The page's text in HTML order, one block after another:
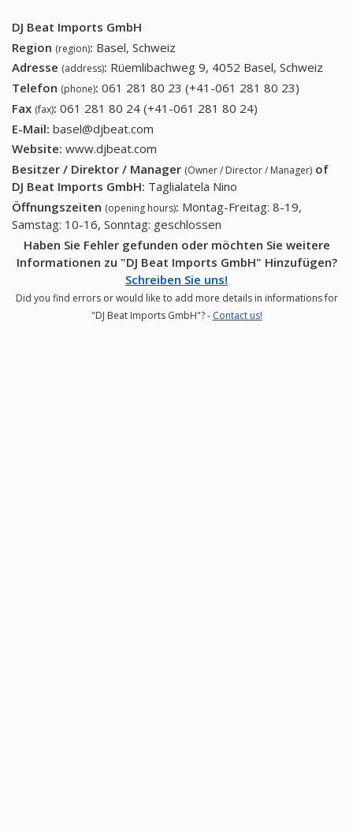
DJ Beat Imports GmbH
Region (region): Basel, Schweiz
Adresse (address): Rüemlibachweg 9, 4052 Basel, Schweiz
Telefon (phone): 061 281 80 23 (+41-061 281 80 23)
Fax (fax): 061 281 80 24 (+41-061 281 80 24)
E-Mail: basel@djbeat.com
Website: www.djbeat.com
Besitzer / Direktor / Manager (Owner / Director / Manager) of
DJ Beat Imports GmbH: Taglialatela Nino
Öffnungszeiten (opening hours): Montag-Freitag: 8-19,
Samstag: 10-16, Sonntag: geschlossen
Haben Sie Fehler gefunden oder möchten Sie weitere
Informationen zu "DJ Beat Imports GmbH" Hinzufügen?
Schreiben Sie uns!
Did you find errors or would like to add more details in informations for
"DJ Beat Imports GmbH"? - Contact us!